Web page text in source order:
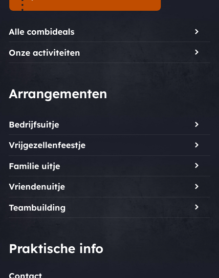
Alle combideals
Onze activiteiten
Arrangementen
Bedrijfsuitje
Vrijgezellenfeestje
Familie uitje
Vriendenuitje
Teambuilding
Praktische info
Contact